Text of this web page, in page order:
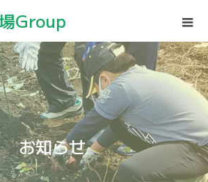
Group
お知らせ